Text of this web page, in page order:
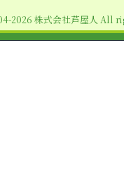
2026 株式会社芦屋人 All